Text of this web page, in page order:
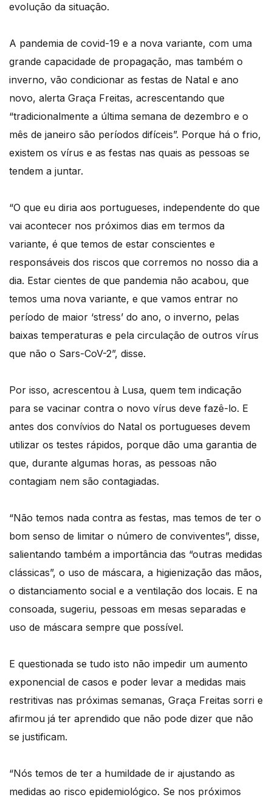
evolução da situação.
A pandemia de covid-19 e a nova variante, com uma
grande capacidade de propagação, mas também o
inverno, vão condicionar as festas de Natal e ano
novo, alerta Graça Freitas, acrescentando que
“tradicionalmente a última semana de dezembro e o
mês de janeiro são períodos difíceis”. Porque há o frio,
existem os vírus e as festas nas quais as pessoas se
tendem a juntar.
“O que eu diria aos portugueses, independente do que
vai acontecer nos próximos dias em termos da
variante, é que temos de estar conscientes e
responsáveis dos riscos que corremos no nosso dia a
dia. Estar cientes de que pandemia não acabou, que
temos uma nova variante, e que vamos entrar no
período de maior ‘stress’ do ano, o inverno, pelas
baixas temperaturas e pela circulação de outros vírus
que não o Sars-CoV-2”, disse.
Por isso, acrescentou à Lusa, quem tem indicação
para se vacinar contra o novo vírus deve fazê-lo. E
antes dos convívios do Natal os portugueses devem
utilizar os testes rápidos, porque dão uma garantia de
que, durante algumas horas, as pessoas não
contagiam nem são contagiadas.
“Não temos nada contra as festas, mas temos de ter o
bom senso de limitar o número de conviventes”, disse,
salientando também a importância das “outras medidas
clássicas”, o uso de máscara, a higienização das mãos,
o distanciamento social e a ventilação dos locais. E na
consoada, sugeriu, pessoas em mesas separadas e
uso de máscara sempre que possível.
E questionada se tudo isto não impedir um aumento
exponencial de casos e poder levar a medidas mais
restritivas nas próximas semanas, Graça Freitas sorri e
afirmou já ter aprendido que não pode dizer que não
se justificam.
“Nós temos de ter a humildade de ir ajustando as
medidas ao risco epidemiológico. Se nos próximos